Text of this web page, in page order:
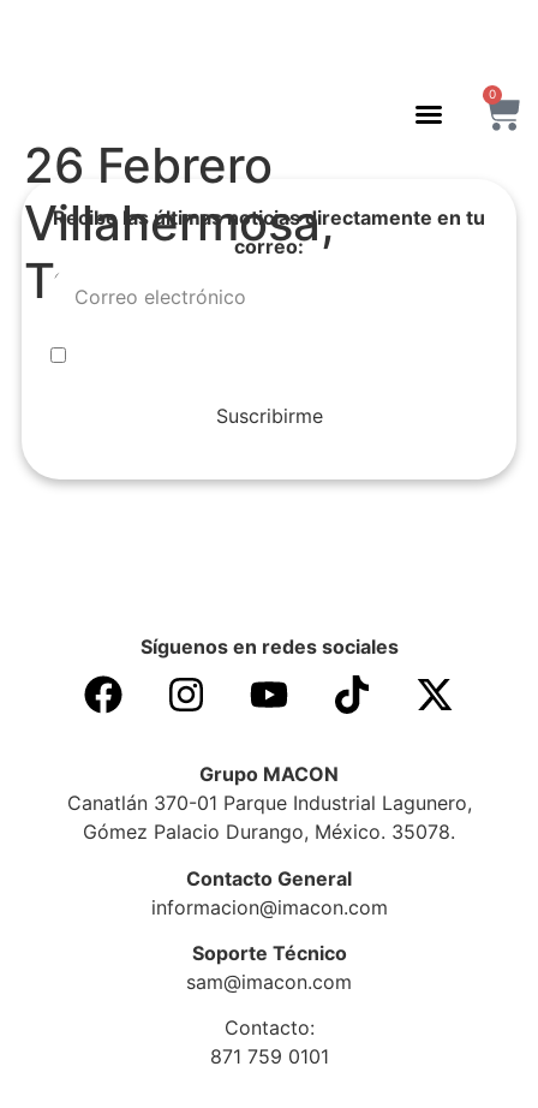
0
26 Febrero
Villahermosa,
Tabasco.
Recibe las últimas noticias directamente en tu
correo:
Suscribirme
Síguenos en redes sociales
Grupo MACON
Canatlán 370-01 Parque Industrial Lagunero,
Gómez Palacio Durango, México. 35078.
Contacto General
informacion@imacon.com
Soporte Técnico
sam@imacon.com
Contacto:
871 759 0101